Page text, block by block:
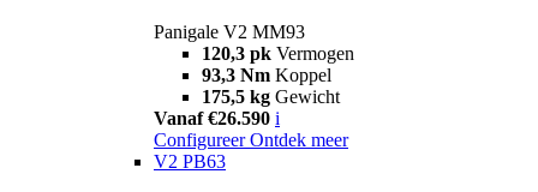
Panigale V2 MM93
120,3 pk Vermogen
93,3 Nm Koppel
175,5 kg Gewicht
Vanaf €26.590 i
Configureer Ontdek meer
V2 PB63